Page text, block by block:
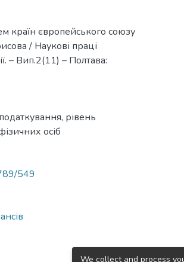
країн європейського союзу
/ Наукові праці
– Вип.2(11) – Полтава:
, рівень
осіб
549
We collect and process